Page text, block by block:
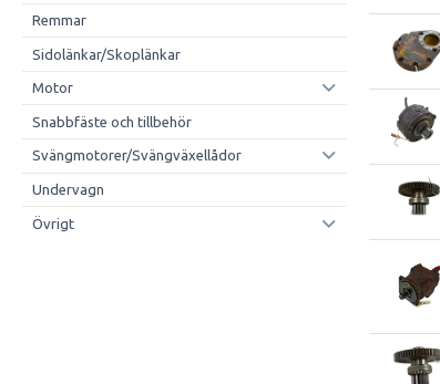
Remmar
Sidolänkar/Skoplänkar
Motor
Snabbfäste och tillbehör
Svängmotorer/Svängväxellådor
Undervagn
Övrigt